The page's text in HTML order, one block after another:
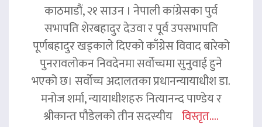
काठमाडौं, २१ साउन । नेपाली कांग्रेसका पुर्व
सभापति शेरबहादुर देउवा र पूर्व उपसभापति
पूर्णबहादुर खड्काले दिएको काँग्रेस विवाद बारेको
पुनरावलोकन निवदेनमा सर्वोच्चमा सुनुवाई हुने
भएको छ। सर्वोच्च अदालतका प्रधानन्यायाधीश डा.
मनोज शर्मा, न्यायाधीशहरु नित्यानन्द पाण्डेय र
श्रीकान्त पौडेलको तीन सदस्यीय विस्तृत....